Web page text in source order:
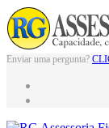
Enviar uma pergunta?